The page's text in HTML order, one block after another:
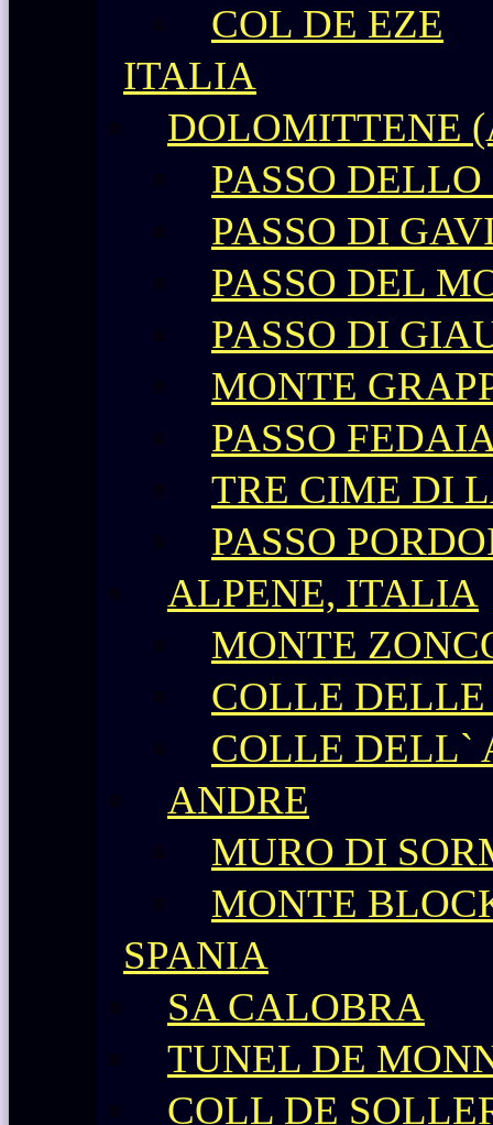
COL DE EZE
ITALIA
DOLOMITTENE
PASSO
PASSO DI
PASSO DEL
PASSO DI
MONTE
PASSO
TRE CIME DI
PASSO
ALPENE, ITALIA
MONTE
COLLE
COLLE DELL`
ANDRE
MURO DI
MONTE
SPANIA
SA CALOBRA
TUNEL DE
COLL DE